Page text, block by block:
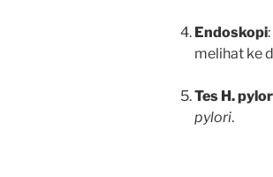
Endoskopi
melihat ke
Tes H.
pylori.